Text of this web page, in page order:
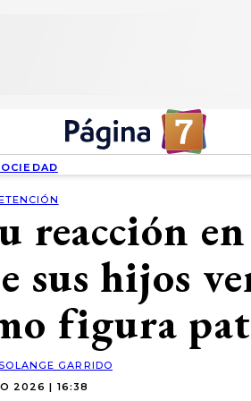
reacción
sus hijos
figura
GARRIDO
2026 | 16:38